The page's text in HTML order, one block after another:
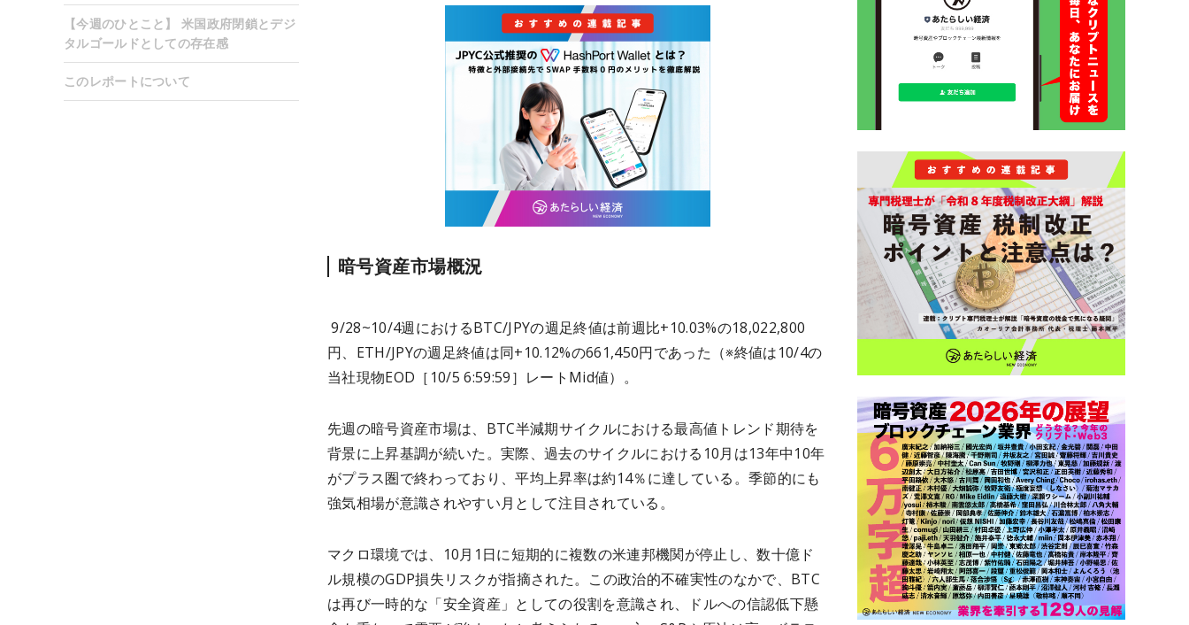
暗号資産市場概況
9/28~10/4週におけるBTC/JPYの週足終値は前週比+10.03%の18,022,800
円、ETH/JPYの週足終値は同+10.12%の661,450円であった（※終値は10/4の
当社現物EOD［10/5 6:59:59］レートMid値）。
先週の暗号資産市場は、BTC半減期サイクルにおける最高値トレンド期待を
背景に上昇基調が続いた。実際、過去のサイクルにおける10月は13年中10年
がプラス圏で終わっており、平均上昇率は約14％に達している。季節的にも
強気相場が意識されやすい月として注目されている。
マクロ環境では、10月1日に短期的に複数の米連邦機関が停止し、数十億ド
ル規模のGDP損失リスクが指摘された。この政治的不確実性のなかで、BTC
は再び一時的な「安全資産」としての役割を意識され、ドルへの信認低下懸
【今週のひとこと】 米国政府閉鎖とデジ
タルゴールドとしての存在感
このレポートについて